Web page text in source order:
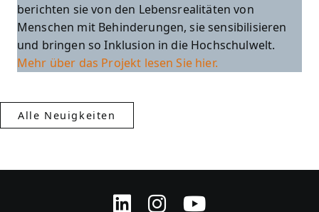
berichten sie von den Lebensrealitäten von
Menschen mit Behinderungen, sie sensibilisieren
und bringen so Inklusion in die Hochschulwelt.
Mehr über das Projekt lesen Sie hier.
Alle Neuigkeiten